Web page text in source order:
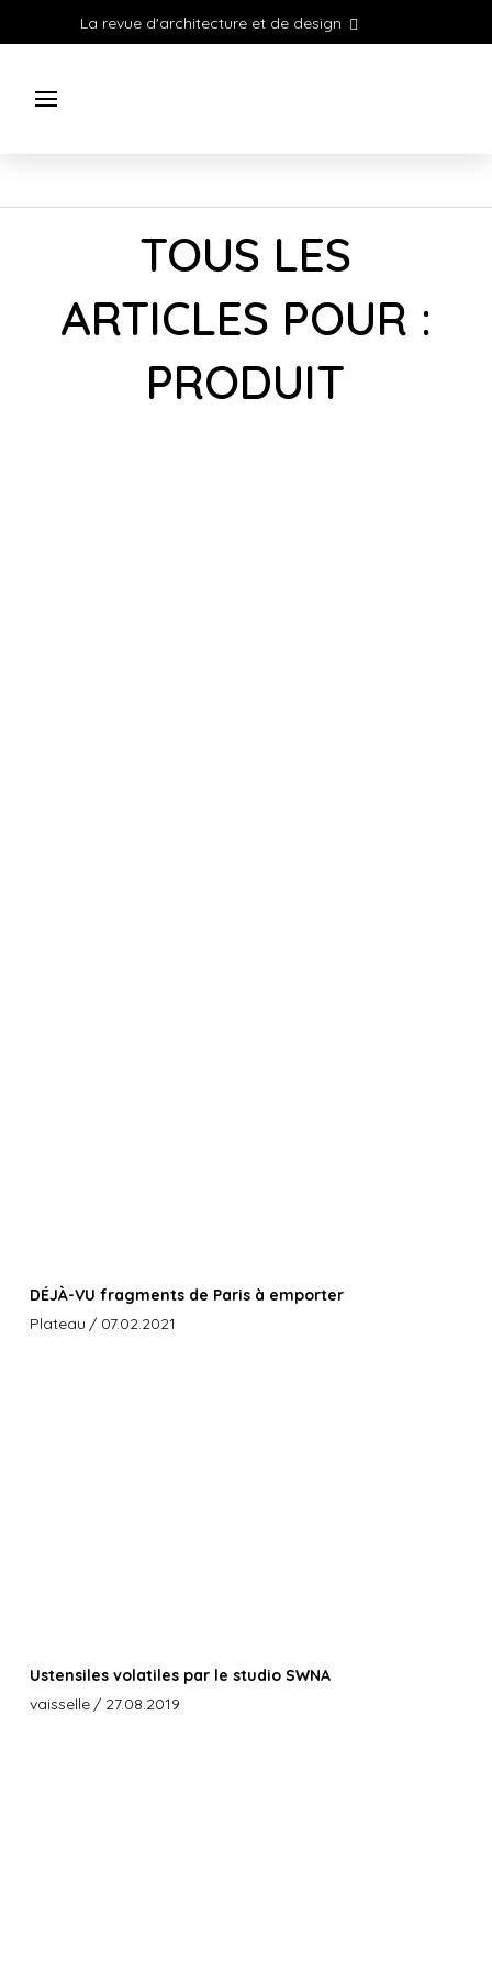
La revue d'architecture et de design
TOUS LES
ARTICLES POUR :
PRODUIT
DÉJÀ-VU fragments de Paris à emporter
Plateau / 07.02.2021
Ustensiles volatiles par le studio SWNA
vaisselle / 27.08.2019